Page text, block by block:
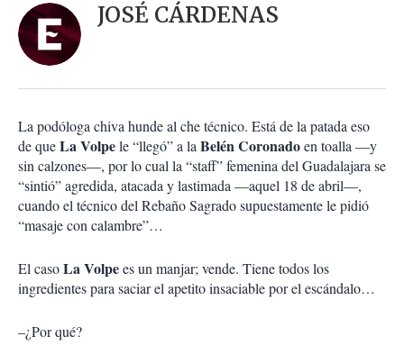
n
e
s
o
m
p
a
r
i
a
r
JOSÉ CÁRDENAS
La podóloga chiva hunde al che técnico. Está de la patada eso
de queLa Volpele “llegó” a la Belén Coronadoen toalla —y
sin calzones—, por lo cual la “staff” femenina del Guadalajara se
“sintió” agredida, atacada y lastimada —aquel 18 de abril—,
cuando el técnico del Rebaño Sagrado supuestamente le pidió
“masaje con calambre”…
El casoLa Volpees un manjar; vende. Tiene todos los
ingredientes para saciar el apetito insaciable por el escándalo…
–¿Por qué?